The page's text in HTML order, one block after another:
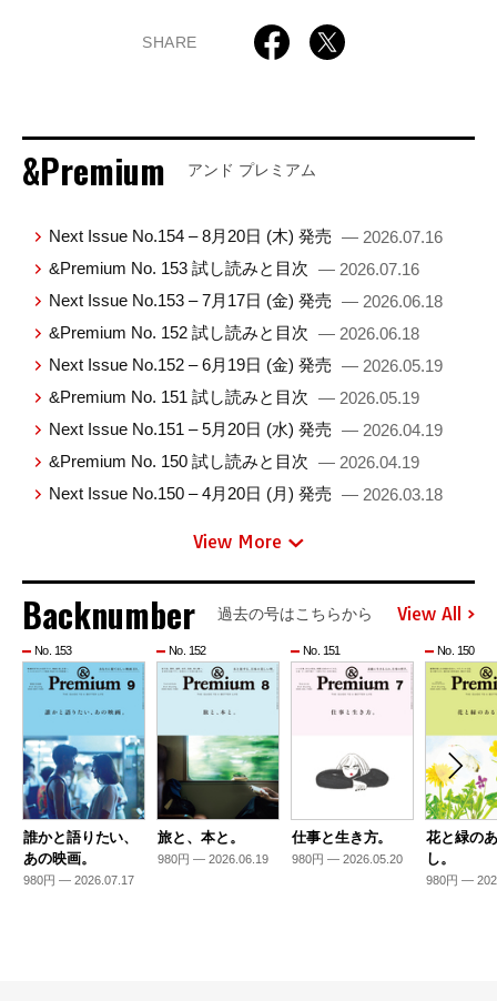
SHARE
&Premium アンド プレミアム
Next Issue No.154 – 8月20日 (木) 発売 — 2026.07.16
&Premium No. 153 試し読みと目次 — 2026.07.16
Next Issue No.153 – 7月17日 (金) 発売 — 2026.06.18
&Premium No. 152 試し読みと目次 — 2026.06.18
Next Issue No.152 – 6月19日 (金) 発売 — 2026.05.19
&Premium No. 151 試し読みと目次 — 2026.05.19
Next Issue No.151 – 5月20日 (水) 発売 — 2026.04.19
&Premium No. 150 試し読みと目次 — 2026.04.19
Next Issue No.150 – 4月20日 (月) 発売 — 2026.03.18
View More
Backnumber 過去の号はこちらから View All
No. 153
誰かと語りたい、
あの映画。
980円 — 2026.07.17
No. 152
旅と、本と。
980円 — 2026.06.19
No. 151
仕事と生き方。
980円 — 2026.05.20
No. 150
花と緑の
し。
980円 —